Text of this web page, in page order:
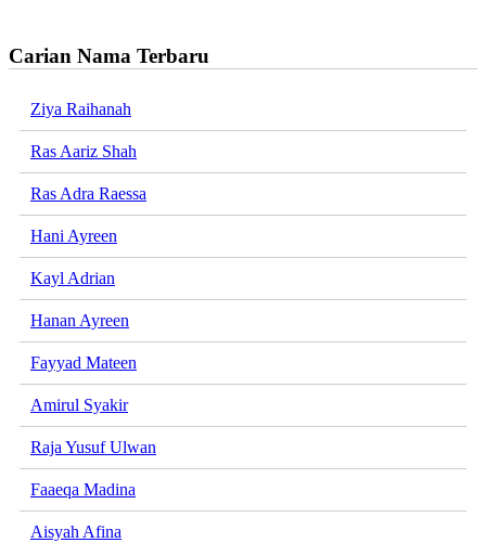
Carian Nama Terbaru
Ziya Raihanah
Ras Aariz Shah
Ras Adra Raessa
Hani Ayreen
Kayl Adrian
Hanan Ayreen
Fayyad Mateen
Amirul Syakir
Raja Yusuf Ulwan
Faaeqa Madina
Aisyah Afina